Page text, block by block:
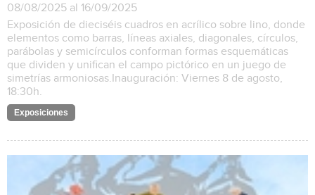
08/08/2025 al 16/09/2025
Exposición de dieciséis cuadros en acrílico sobre lino, donde
elementos como barras, líneas axiales, diagonales, círculos,
parábolas y semicírculos conforman formas esquemáticas
que dividen y unifican el campo pictórico en un juego de
simetrías armoniosas.Inauguración: Viernes 8 de agosto,
18:30h.
Exposiciones